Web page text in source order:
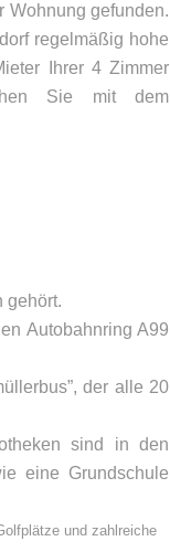
Wohnung gefunden.
regelmäßig hohe
Ihrer 4 Zimmer
Sie mit dem
gehört.
Autobahnring A99
der alle 20
sind in den
eine Grundschule
und zahlreiche
– 21066